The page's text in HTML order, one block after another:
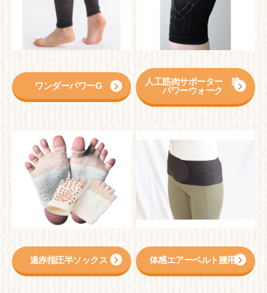
ワンダーパワーG
人工筋肉サポーター 膝
パワーウォーク
遠赤指圧半ソックス 体感エアーベルト腰用